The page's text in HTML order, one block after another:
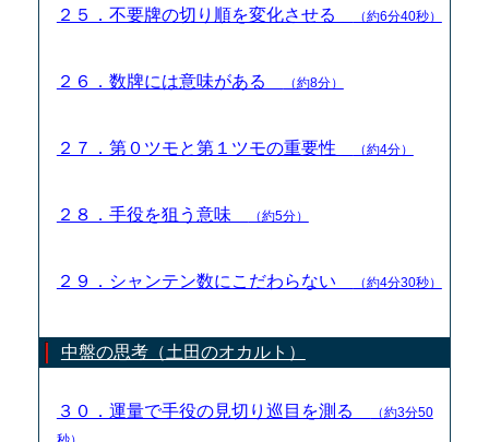
２５．不要牌の切り順を変化させる （約6分40秒）
２６．数牌には意味がある （約8分）
２７．第０ツモと第１ツモの重要性 （約4分）
２８．手役を狙う意味 （約5分）
２９．シャンテン数にこだわらない （約4分30秒）
中盤の思考（土田のオカルト）
３０．運量で手役の見切り巡目を測る
（約3分50